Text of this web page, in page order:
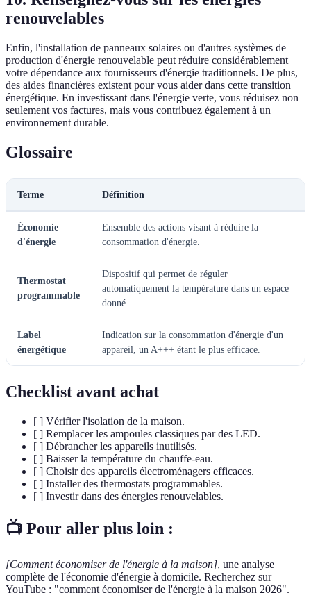
renouvelables
Enfin, l'installation de panneaux solaires ou d'autres systèmes de
production d'énergie renouvelable peut réduire considérablement
votre dépendance aux fournisseurs d'énergie traditionnels. De plus,
des aides financières existent pour vous aider dans cette transition
énergétique. En investissant dans l'énergie verte, vous réduisez non
seulement vos factures, mais vous contribuez également à un
environnement durable.
Glossaire
Terme Définition
Économie
d'énergie
Ensemble des actions visant à réduire la
consommation d'énergie.
Thermostat
programmable
Dispositif qui permet de réguler
automatiquement la température dans un espace
donné.
Label
énergétique
Indication sur la consommation d'énergie d'un
appareil, un A+++ étant le plus efficace.
Checklist avant achat
[ ] Vérifier l'isolation de la maison.
[ ] Remplacer les ampoules classiques par des LED.
[ ] Débrancher les appareils inutilisés.
[ ] Baisser la température du chauffe-eau.
[ ] Choisir des appareils électroménagers efficaces.
[ ] Installer des thermostats programmables.
[ ] Investir dans des énergies renouvelables.
📺 Pour aller plus loin :
[Comment économiser de l'énergie à la maison], une analyse
complète de l'économie d'énergie à domicile. Recherchez sur
YouTube : "comment économiser de l'énergie à la maison 2026".